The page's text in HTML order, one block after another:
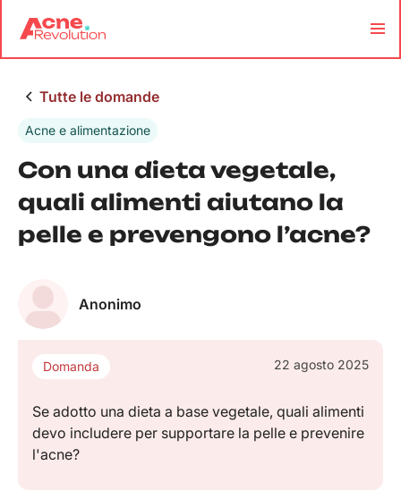
Tutte le domande
Acne e alimentazione
Con una dieta vegetale,
quali alimenti aiutano la
pelle e prevengono l’acne?
Anonimo
Domanda 22 agosto 2025
Se adotto una dieta a base vegetale, quali alimenti
devo includere per supportare la pelle e prevenire
l'acne?